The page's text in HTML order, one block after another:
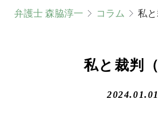
弁護士 森脇淳一 コラム 私と
私と裁判（
2024.01.01